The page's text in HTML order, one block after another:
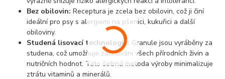
Bez obilovin: Receptura je zcela bez obilovin, což ji činí
ideální pro psy s alergiemi na pšenici, kukuřici a další
obiloviny.
Studená lisovací technologie: Granule jsou vyráběny za
studena, což umožňuje zachování všech přírodních živin a
nutričních hodnot. Tato šetrná metoda výroby minimalizuje
ztrátu vitaminů a minerálů.